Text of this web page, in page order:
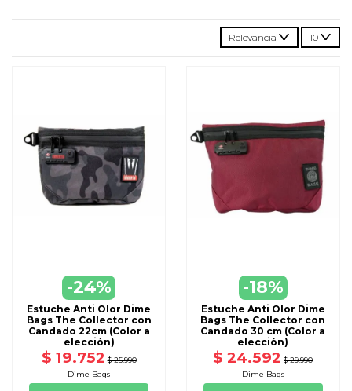
Relevancia 10
-24%
Estuche Anti Olor Dime
Bags The Collector con
Candado 22cm (Color a
elección)
$ 19.752 $ 25.990
Dime Bags
-18%
Estuche Anti Olor Dime
Bags The Collector con
Candado 30 cm (Color a
elección)
$ 24.592 $ 29.990
Dime Bags